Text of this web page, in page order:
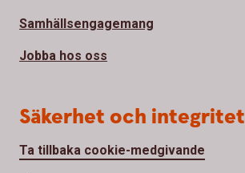
Samhällsengagemang
Jobba hos oss
Säkerhet och integritet
Ta tillbaka cookie-medgivande